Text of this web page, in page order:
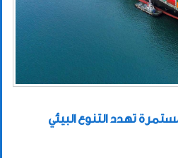
تهدد التنوع البيئي